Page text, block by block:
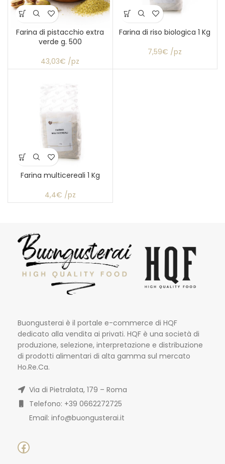
Farina di pistacchio extra
verde g. 500
43,03€ /pz
Farina di riso biologica 1 Kg
7,59€ /pz
Farina multicereali 1 Kg
4,4€ /pz
Buongusterai è il portale e-commerce di HQF
dedicato alla vendita ai privati. HQF è una società di
produzione, selezione, interpretazione e distribuzione
di prodotti alimentari di alta gamma sul mercato
Ho.Re.Ca.
Via di Pietralata, 179 – Roma
Telefono: +39 0662272725
Email: info@buongusterai.it